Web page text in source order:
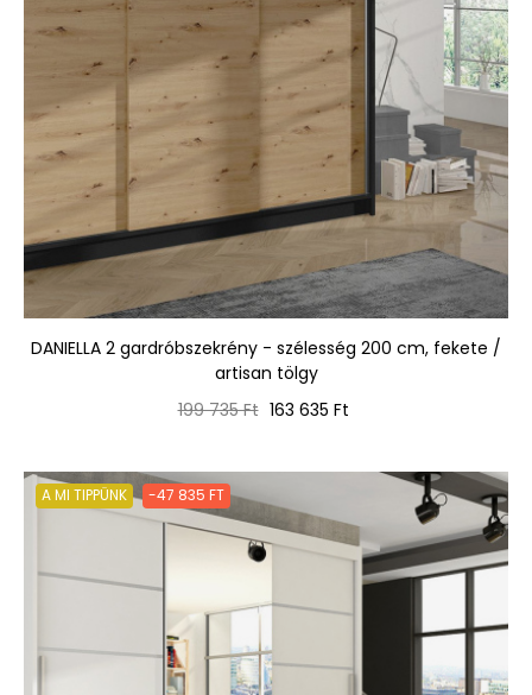
DANIELLA 2 gardróbszekrény - szélesség 200 cm, fekete /
artisan tölgy
Normál
199 735 Ft Ár
163 635 Ft
A MI TIPPÜNK -47 835 FT